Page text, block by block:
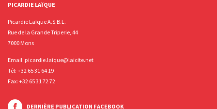
PICARDIE LAÏQUE
Picardie Laïque A.S.B.L.
Rue de la Grande Triperie, 44
7000 Mons
Email: picardie.laique@laicite.net
Tél: +32 65 31 64 19
Fax: +32 65 31 72 72
DERNIÈRE PUBLICATION FACEBOOK